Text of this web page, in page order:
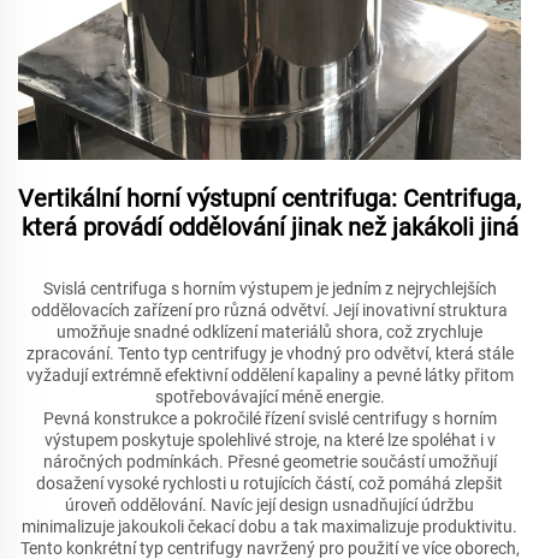
Vertikální horní výstupní centrifuga: Centrifuga,
která provádí oddělování jinak než jakákoli jiná
Svislá centrifuga s horním výstupem je jedním z nejrychlejších
oddělovacích zařízení pro různá odvětví. Její inovativní struktura
umožňuje snadné odklízení materiálů shora, což zrychluje
zpracování. Tento typ centrifugy je vhodný pro odvětví, která stále
vyžadují extrémně efektivní oddělení kapaliny a pevné látky přitom
spotřebovávající méně energie.
Pevná konstrukce a pokročilé řízení svislé centrifugy s horním
výstupem poskytuje spolehlivé stroje, na které lze spoléhat i v
náročných podmínkách. Přesné geometrie součástí umožňují
dosažení vysoké rychlosti u rotujících částí, což pomáhá zlepšit
úroveň oddělování. Navíc její design usnadňující údržbu
minimalizuje jakoukoli čekací dobu a tak maximalizuje produktivitu.
Tento konkrétní typ centrifugy navržený pro použití ve více oborech,